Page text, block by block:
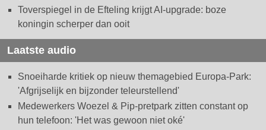
Toverspiegel in de Efteling krijgt AI-upgrade: boze
koningin scherper dan ooit
Laatste audio
Snoeiharde kritiek op nieuw themagebied Europa-Park:
'Afgrijselijk en bijzonder teleurstellend'
Medewerkers Woezel & Pip-pretpark zitten constant op
hun telefoon: 'Het was gewoon niet oké'